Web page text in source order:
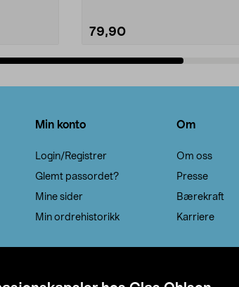
79,90
Min konto
Login/Registrer
Glemt passordet?
Mine sider
Min ordrehistorikk
Om
Om oss
Presse
Bærekraft
Karriere